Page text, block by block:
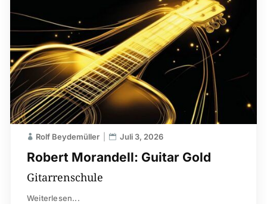
Robert Morandell: Guitar Gold
Rolf Beydemüller Juli 3, 2026
Gitarrenschule
Weiterlesen...